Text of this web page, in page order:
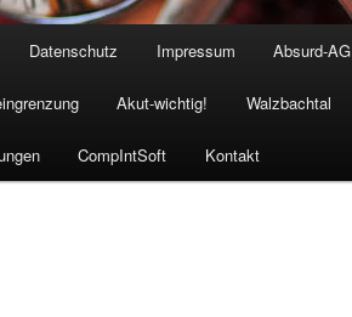
Datenschutz Impressum Absurd-AG
Akut-wichtig! Walzbachtal
CompIntSoft Kontakt